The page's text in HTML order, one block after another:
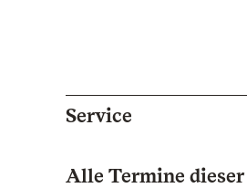
Service
Alle Termine